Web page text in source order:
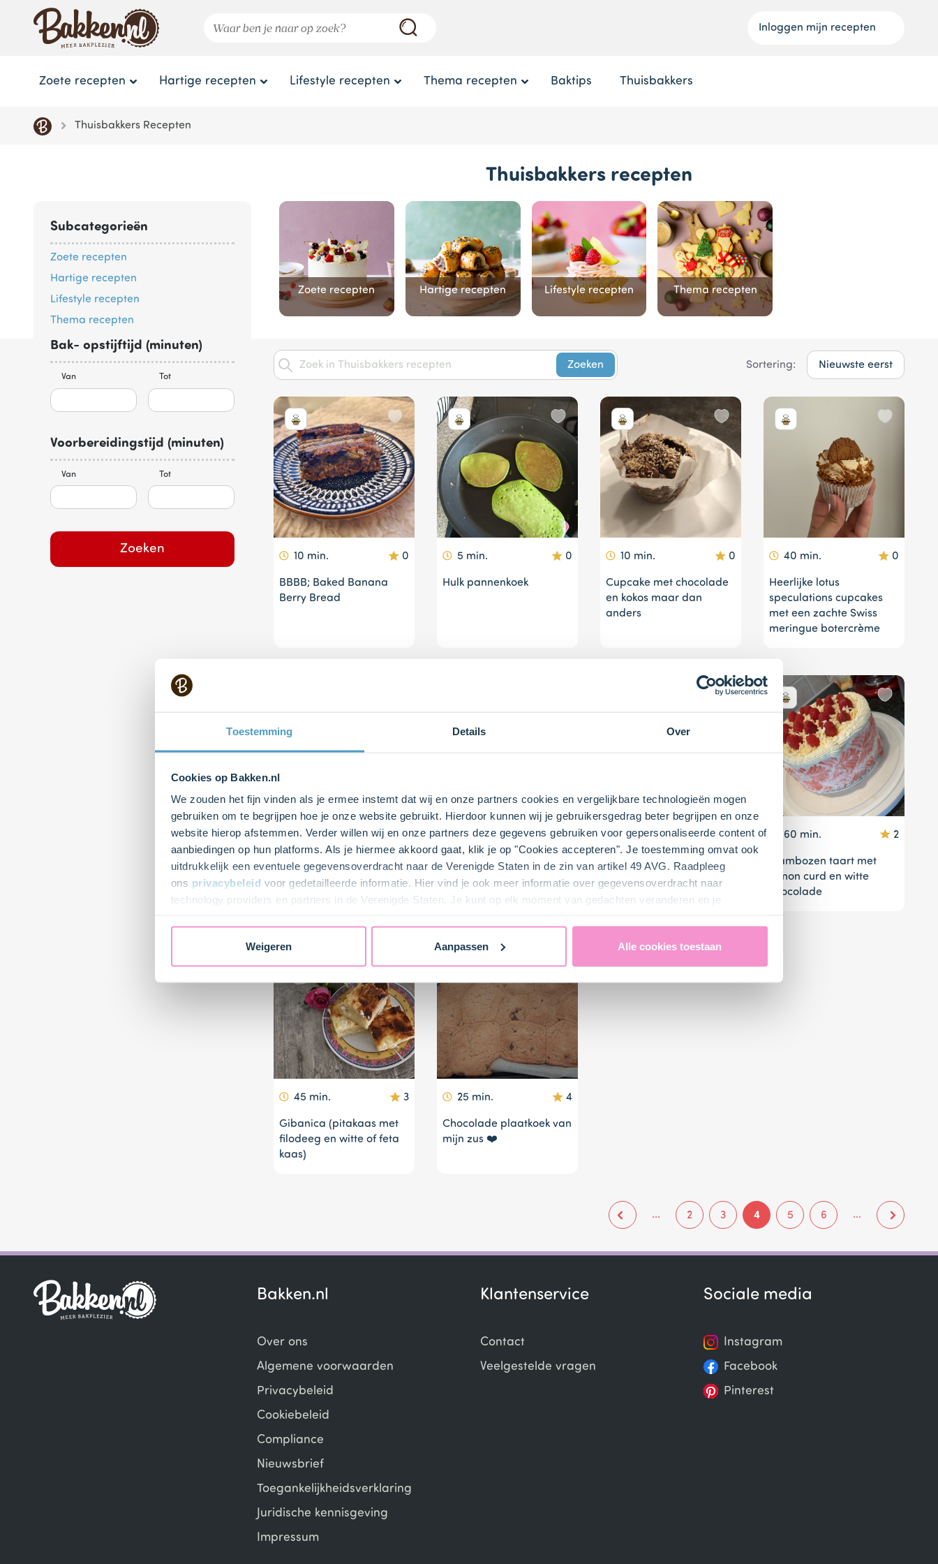
Toestemming Details Over
Cookies op Bakken.nl
We zouden het fijn vinden als je ermee instemt dat wij en onze partners cookies en vergelijkbare technologieën mogen
gebruiken om te begrijpen hoe je onze website gebruikt. Hierdoor kunnen wij je gebruikersgedrag beter begrijpen en onze
website hierop afstemmen. Verder willen wij en onze partners deze gegevens gebruiken voor gepersonaliseerde content of
aanbiedingen op hun platforms. Als je hiermee akkoord gaat, klik je op "Cookies accepteren". Je toestemming omvat ook
uitdrukkelijk een eventuele gegevensoverdracht naar de Verenigde Staten in de zin van artikel 49 AVG. Raadpleeg
ons privacybeleid voor gedetailleerde informatie. Hier vind je ook meer informatie over gegevensoverdracht naar
technology providers en partners in de Verenigde Staten. Je kunt op elk moment van gedachten veranderen en je
Weigeren Aanpassen Alle cookies toestaan
Inloggen mijn recepten
Zoete recepten Hartige recepten Lifestyle recepten Thema recepten Baktips Thuisbakkers
Thuisbakkers Recepten
Thuisbakkers recepten
Subcategorieën
Zoete recepten
Hartige recepten
Lifestyle recepten
Thema recepten
Bak- opstijftijd (minuten)
Van Tot
Voorbereidingstijd (minuten)
Van Tot
Zoeken
Zoete recepten Hartige recepten Lifestyle recepten Thema recepten
of
Zoeken Sortering:
10 min. 0
BBBB; Baked Banana
Berry Bread
5 min. 0
Hulk pannenkoek
10 min. 0
Cupcake met chocolade
en kokos maar dan
anders
40 min. 0
Heerlijke lotus
speculations cupcakes
met een zachte Swiss
meringue botercrème
30 min. 0
Gezonde
Herfstkwarktaart
15 min. 3
Goddelijke wafels
40 min. 0
Glutenvrije slof met
topping van witte
chocolade
60 min. 2
Frambozen taart met
lemon curd en witte
chocolade
45 min. 3
Gibanica (pitakaas met
filodeeg en witte of feta
kaas)
25 min. 4
Chocolade plaatkoek van
mijn zus ❤️
... 2 3 4 5 6 ...
Bakken.nl
Over ons
Algemene voorwaarden
Privacybeleid
Cookiebeleid
Compliance
Nieuwsbrief
Toegankelijkheidsverklaring
Juridische kennisgeving
Impressum
Klantenservice
Contact
Veelgestelde vragen
Sociale media
Instagram
Facebook
Pinterest